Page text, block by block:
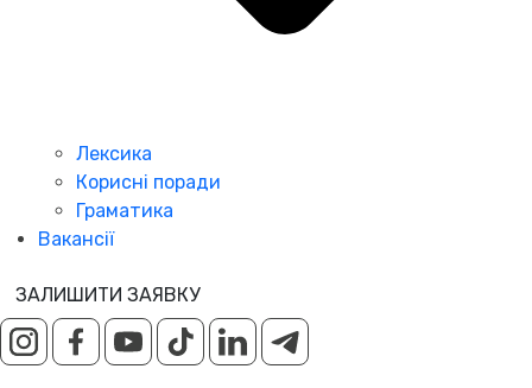
Лексика
Корисні поради
Граматика
Вакансії
ЗАЛИШИТИ ЗАЯВКУ